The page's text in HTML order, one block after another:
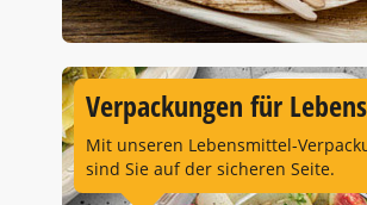
Verpackungen für
Mit unseren Lebensmittel-
sind Sie auf der sicheren Seite.